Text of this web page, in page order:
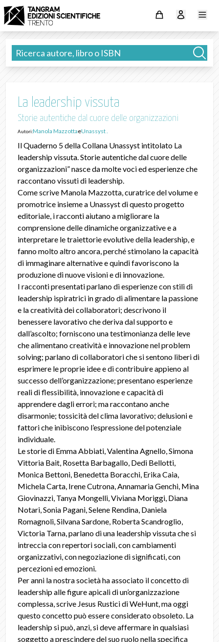
La leadership vissuta
Storie autentiche dal cuore delle organizzazioni
Autori:Manola MazzottaeUnassyst .
Il Quaderno 5 della Collana Unassyst intitolato La
leadership vissuta. Storie autentiche dal cuore delle
organizzazioni” nasce da molte voci ed esperienze che
raccontano vissuti di leadership.
Come scrive Manola Mazzotta, curatrice del volume e
promotrice insieme a Unassyst di questo progetto
editoriale, i racconti aiutano a migliorare la
comprensione delle dinamiche organizzative e a
interpretare le traiettorie evolutive della leadership, e
fanno molto altro ancora, perché stimolano la capacità
di immaginare alternative e quindi favoriscono la
produzione di nuove visioni e di innovazione.
I racconti presentati parlano di esperienze con stili di
leadership ispiratrici in grado di alimentare la passione
e la creatività dei collaboratori; descrivono il
benessere lavorativo che deriva dal supporto e
dall’ascolto; forniscono una testimonianza delle leve
che alimentano creatività e innovazione nel problem
solving; parlano di collaboratori che si sentono liberi di
esprimere le proprie idee e di contribuire appieno al
successo dell’organizzazione; presentano esperienze
reali di flessibilità, innovazione e capacità di
apprendere dagli errori; ma raccontano anche
disarmonie; tossicità del clima lavorativo; delusioni e
fattori che inibiscono l’espressione del potenziale
individuale.
Le storie di Emma Abbiati, Valentina Agnello, Simona
Vittoria Bait, Rosetta Barbagallo, Dedi Bellotti,
Monica Bettoni, Benedetta Boracchi, Erika Caia,
Michela Carta, Irene Cutrona, Annamaria Genchi, Mina
Giovinazzi, Tanya Mongelli, Viviana Moriggi, Diana
Notari, Sonia Pagani, Selene Rendina, Daniela
Romagnoli, Silvana Sardone, Roberta Scandroglio,
Victoria Tarna, parlano di una leadership vissuta che si
intreccia con repertori sociali, con cambiamenti
organizzativi, con negoziazione di significati, con
percezioni ed emozioni.
Per anni la nostra società ha associato il concetto di
leadership alle figure apicali di un’organizzazione
complessa, scrive Jesus Rustici di WeHunt, ma oggi
questo concetto può essere considerato obsoleto. La
leadership si può, anzi, si deve affermare in qualsiasi
soggetto a prescindere del suo ruolo nella specifica